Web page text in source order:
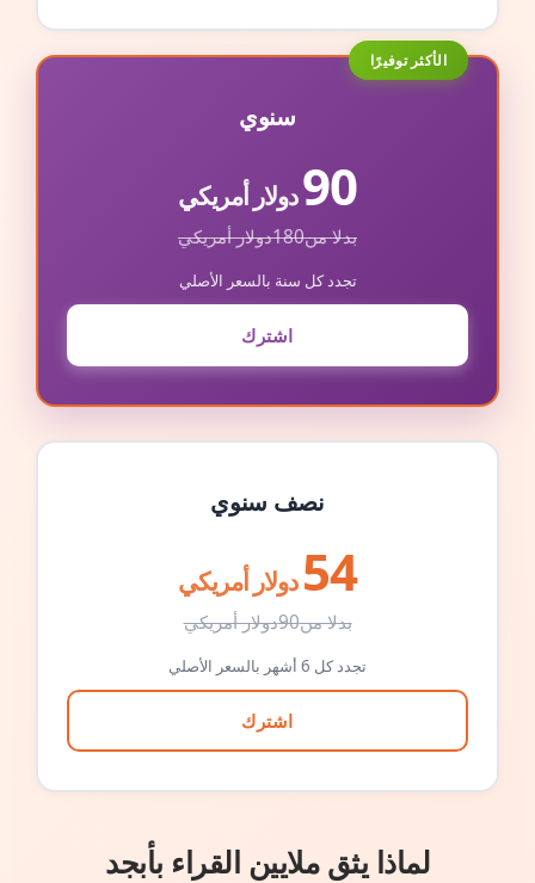
الأكثر توفيرًا
سنوي
90دولار أمريكي
بدلا من180دولار أمريكي
تجدد كل سنة بالسعر الأصلي
اشترك
نصف سنوي
54 دولار أمريكي
بدلا من90دولار أمريكي
تجدد كل 6 أشهر بالسعر الأصلي
اشترك
لماذا يثق ملايين القراء بأبجد